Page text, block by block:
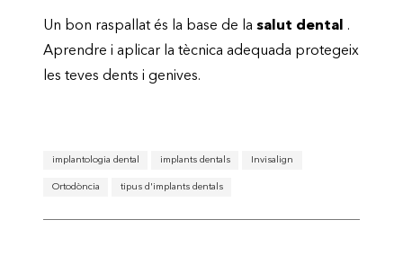
Un bon raspallat és la base de la salut dental
.
Aprendre i aplicar la tècnica adequada protegeix
les teves dents i genives.
implantologia dental implants dentals Invisalign
Ortodòncia tipus d'implants dentals